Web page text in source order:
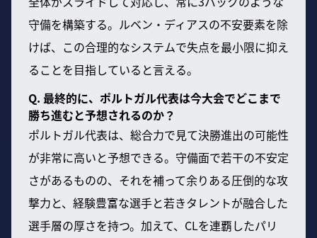
守備を構築する。ルベン・ディアスの不安要素を除
けば、この合理的なシステムで失点を最小限に抑え
ることを目指していると言える。
Q. 最終的に、ポルトガル代表は今大会でどこまで
勝ち進むと予想されるのか？
ポルトガル代表は、総合力で見て決勝進出の可能性
が非常に高いと予想できる。守備面で若干の不安定
さがあるものの、それを補って余りある圧倒的な攻
撃力と、経験豊富な選手と若きタレントが融合した
選手層の厚さを持つ。加えて、CLを連覇したパリ